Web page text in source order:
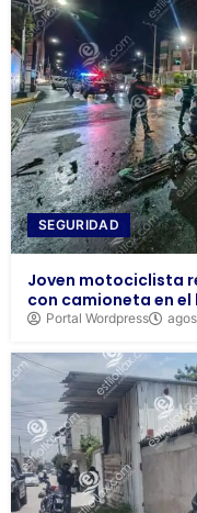
SEGURIDAD
Joven motociclista
con camioneta en
Portal Wordpress